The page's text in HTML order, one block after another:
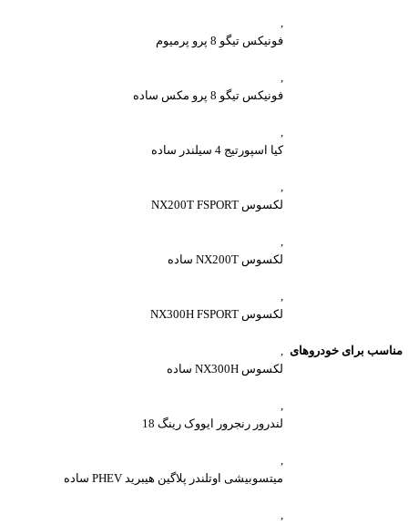
مناسب برای خودروهای
,
فونیکس تیگو 8 پرو پرمیوم
,
فونیکس تیگو 8 پرو مکس ساده
,
کیا اسپورتیج 4 سیلندر ساده
,
لکسوس NX200T FSPORT
,
لکسوس NX200T ساده
,
لکسوس NX300H FSPORT
,
لکسوس NX300H ساده
,
لندرور رنجرور ایووک رینگ 18
,
میتسوبیشی اوتلندر پلاگین هیبرید PHEV ساده
,